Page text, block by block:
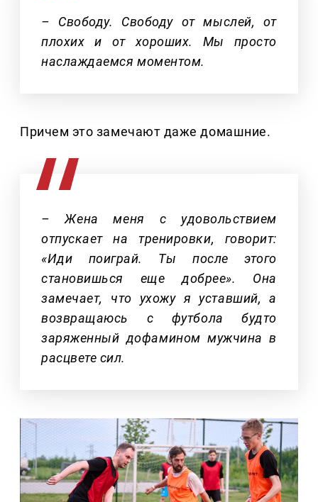
– Свободу. Свободу от мыслей, от
плохих и от хороших. Мы просто
наслаждаемся моментом.
Причем это замечают даже домашние.
– Жена меня с удовольствием
отпускает на тренировки, говорит:
«Иди поиграй. Ты после этого
становишься еще добрее». Она
замечает, что ухожу я уставший, а
возвращаюсь с футбола будто
заряженный дофамином мужчина в
расцвете сил.